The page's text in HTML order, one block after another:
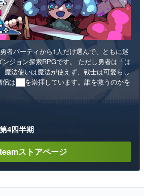
者パーティから1人だけ選んで、ともに迷
ジョン探索RPGです。 ただし勇者は「は
魔法使いは魔法が使えず、戦士は可愛らし
侶は██を崇拝しています。誰を救うのかを
4四半期
ストアページ